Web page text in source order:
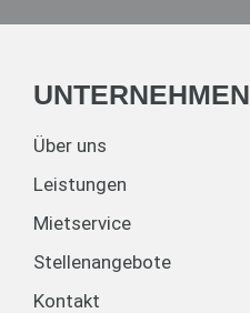
UNTERNEHMEN
Über uns
Leistungen
Mietservice
Stellenangebote
Kontakt